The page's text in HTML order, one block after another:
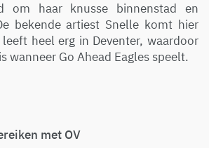
om haar knusse binnenstad en
bekende artiest Snelle komt hier
heel erg in Deventer, waardoor
wanneer Go Ahead Eagles speelt.
met OV